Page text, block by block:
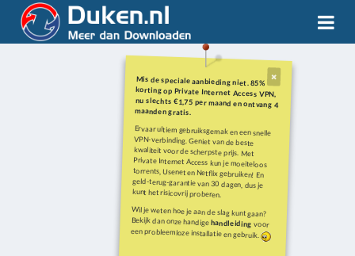
Mis de speciale aanbieding niet. 85%
korting op Private Internet Access VPN,
nu slechts €1,75 per maand en ontvang 4
maanden gratis.
Ervaar ultiem gebruiksgemak en een snelle
VPN-verbinding. Geniet van de beste
kwaliteit voor de scherpste prijs. Met
Private Internet Access kun je moeiteloos
torrents, Usenet en Netflix gebruiken! En
geld-terug-garantie van 30 dagen, dus je
kunt het risicovrij proberen.
Wil je weten hoe je aan de slag kunt gaan?
Bekijk dan onze handigehandleiding voor
een probleemloze installatie en gebruik.